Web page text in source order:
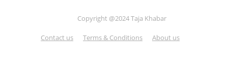
Copyright @2024 Taja Khabar
Contact us Terms & Conditions About us